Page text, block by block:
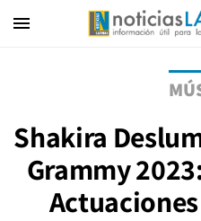
menu
Shakira
Grammy